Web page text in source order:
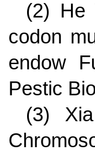
(2) He
codon
endow
Pestic
(3)